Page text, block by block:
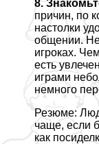
8.
причин, по
настолки
общении. Не
игроках.
есть
играми
немного
Резюме:
чаще, если
как